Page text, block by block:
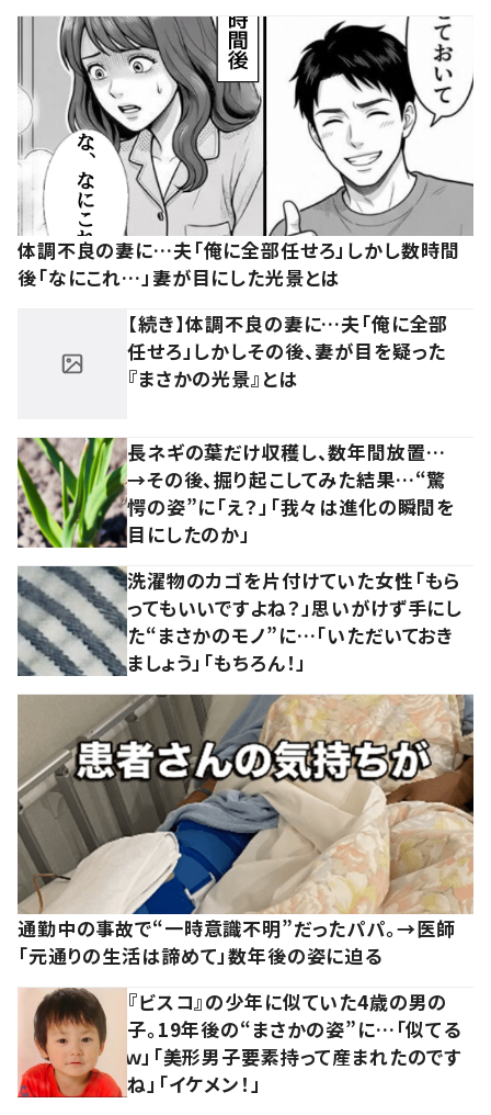
体調不良の妻に…夫「俺に全部任せろ」しかし数時間
後「なにこれ…」妻が目にした光景とは
【続き】体調不良の妻に…夫「俺に全部
任せろ」しかしその後、妻が目を疑った
『まさかの光景』とは
長ネギの葉だけ収穫し、数年間放置…
→その後、掘り起こしてみた結果…“驚
愕の姿”に「え？」「我々は進化の瞬間を
目にしたのか」
洗濯物のカゴを片付けていた女性「もら
ってもいいですよね？」思いがけず手にし
た“まさかのモノ”に…「いただいておき
ましょう」「もちろん！」
通勤中の事故で“一時意識不明”だったパパ。→医師
「元通りの生活は諦めて」数年後の姿に迫る
『ビスコ』の少年に似ていた4歳の男の
子。19年後の“まさかの姿”に…「似てる
ｗ」「美形男子要素持って産まれたのです
ね」「イケメン！」